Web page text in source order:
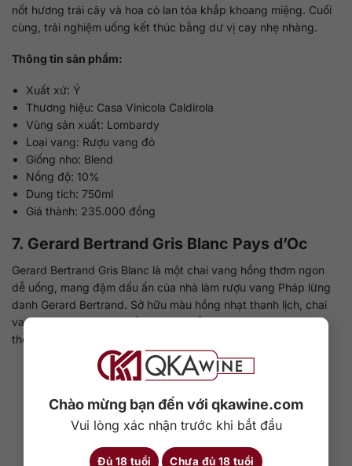
Chào mừng bạn đến với qkawine.com
Vui lòng xác nhận trước khi bắt đầu
Đủ 18 tuổi Chưa đủ 18 tuổi
nốt hương trái cây và hoa cỏ lan tỏa khắp khoang miệng. Cuối
cùng, trải nghiệm uống kết thúc bằng dư vị cay nhẹ nhàng.
Thông tin sản phẩm:
Xuất xứ: Ý
Thương hiệu: Casa Vinicola Caldirola
Vùng sản xuất: Lombardy
Loại vang: Rượu vang đỏ
Giống nho: Blend
Nồng độ: 10%
Dung tích: 750ml
Giá thành: 235.000 đồng
7. Gerard Bertrand Gris Blanc Pays d’Oc
Gerard Bertrand Gris Blanc là một chai vang hồng thơm ngon
dễ uống, mang đậm dấu ấn của nhà làm rượu vang Pháp lừng
danh Gerard Bertrand. Sở hữu màu hồng nhạt thanh lịch, chai
vang như một dải lụa mềm mại tô điểm cho những bữa tiệc
thêm phần nhẹ nhàng.